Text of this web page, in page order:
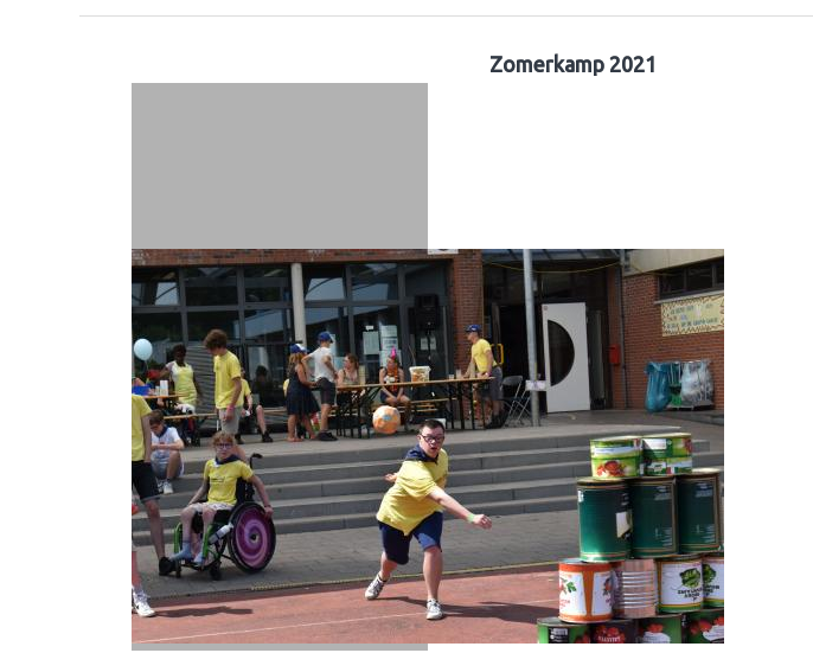
Zomerkamp 2021